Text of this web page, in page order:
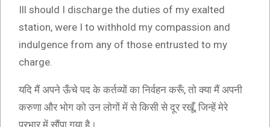
Ill should I discharge the duties of my exalted
station, were I to withhold my compassion and
indulgence from any of those entrusted to my
charge.
यदि मैं अपने ऊँचे पद के कर्तव्यों का निर्वहन करूँ, तो क्या मैं अपनी
करुणा और भोग को उन लोगों में से किसी से दूर रखूँ, जिन्हें मेरे
प्रभार में सौंपा गया है।